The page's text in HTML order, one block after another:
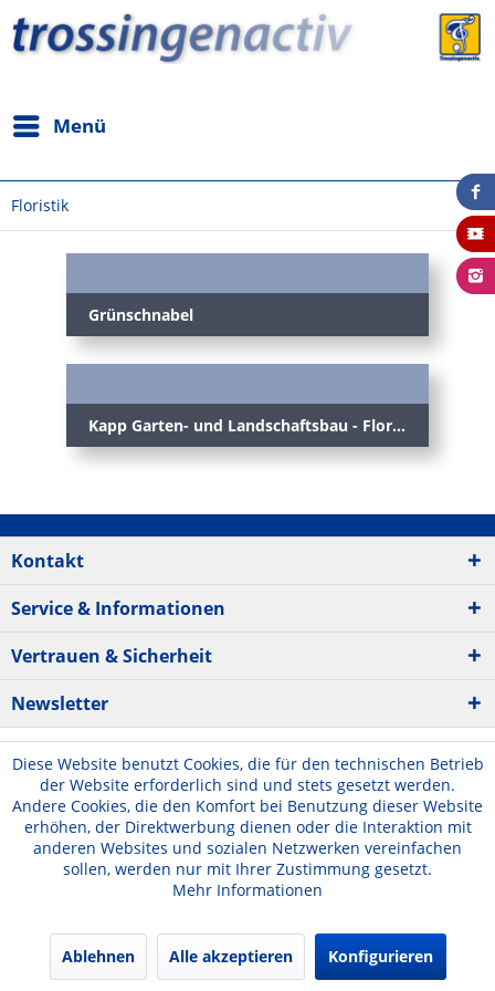
Menü
Floristik
Grünschnabel
Kapp Garten- und Landschaftsbau - Floristik
Kontakt
Service & Informationen
Vertrauen & Sicherheit
Newsletter
Diese Website benutzt Cookies, die für den technischen Betrieb
der Website erforderlich sind und stets gesetzt werden.
Andere Cookies, die den Komfort bei Benutzung dieser Website
erhöhen, der Direktwerbung dienen oder die Interaktion mit
anderen Websites und sozialen Netzwerken vereinfachen
sollen, werden nur mit Ihrer Zustimmung gesetzt.
Mehr Informationen
Ablehnen Alle akzeptieren Konfigurieren